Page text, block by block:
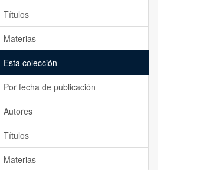
Títulos
Materias
Esta colección
Por fecha de publicación
Autores
Títulos
Materias